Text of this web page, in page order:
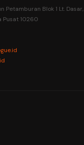
Petamburan Blok 1 Lt. Dasar,
Pusat 10260